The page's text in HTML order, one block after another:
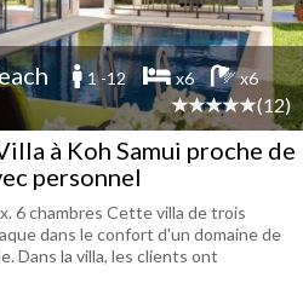
1 -12 x6 x6
(12)
à Koh Samui proche de
personnel
6 chambres Cette villa de trois
dans le confort d'un domaine de
Dans la villa, les clients ont